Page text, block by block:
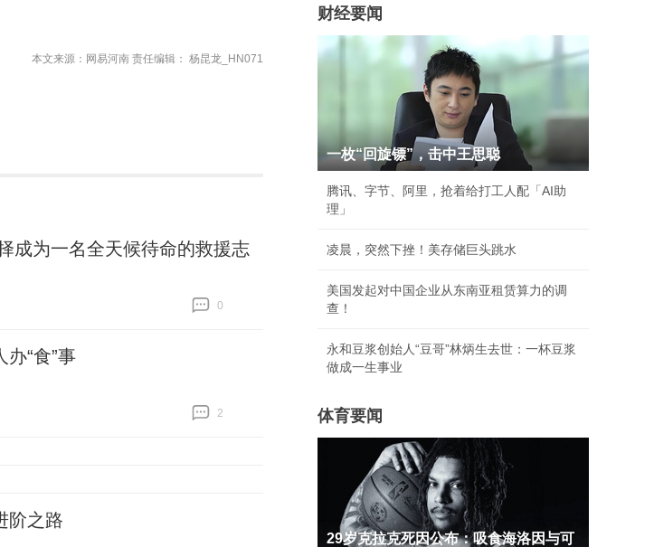
本文来源：网易河南 责任编辑： 杨昆龙_HN071
成为一名全天候待命的救援志
0
“食”事
2
阶之路
财经要闻
一枚“回旋镖”，击中王思聪
腾讯、字节、阿里，抢着给打工人配「AI助
理」
凌晨，突然下挫！美存储巨头跳水
美国发起对中国企业从东南亚租赁算力的调
查！
永和豆浆创始人“豆哥”林炳生去世：一杯豆浆
做成一生事业
体育要闻
29岁克拉克死因公布：吸食海洛因与可